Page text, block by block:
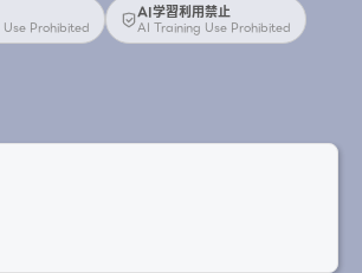
Prohibited
AI学習利用禁止
AI Training Use Prohibited